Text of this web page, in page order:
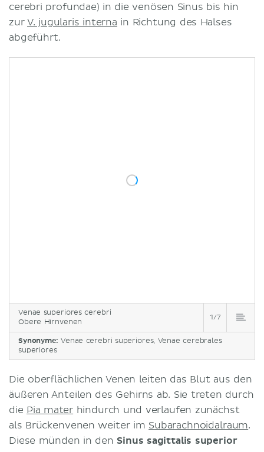
cerebri profundae) in die venösen Sinus bis hin
zur V. jugularis interna in Richtung des Halses
abgeführt.
Venae superiores cerebri
Obere Hirnvenen
1/7
Synonyme: Venae cerebri superiores, Venae cerebrales
superiores
Die oberflächlichen Venen leiten das Blut aus den
äußeren Anteilen des Gehirns ab. Sie treten durch
die Pia mater hindurch und verlaufen zunächst
als Brückenvenen weiter im Subarachnoidalraum.
Diese münden in den Sinus sagittalis superior